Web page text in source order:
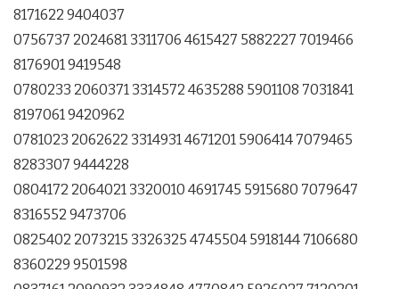
8171622 9404037
0756737 2024681 3311706 4615427 5882227 7019466
8176901 9419548
0780233 2060371 3314572 4635288 5901108 7031841
8197061 9420962
0781023 2062622 3314931 4671201 5906414 7079465
8283307 9444228
0804172 2064021 3320010 4691745 5915680 7079647
8316552 9473706
0825402 2073215 3326325 4745504 5918144 7106680
8360229 9501598